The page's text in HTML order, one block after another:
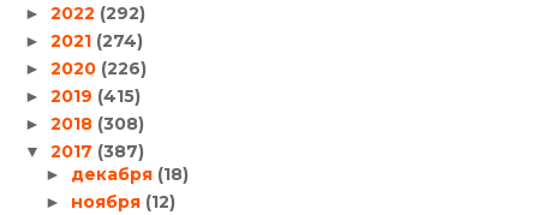
► 2022 (292)
► 2021 (274)
► 2020 (226)
► 2019 (415)
► 2018 (308)
▼ 2017 (387)
► декабря (18)
► ноября (12)